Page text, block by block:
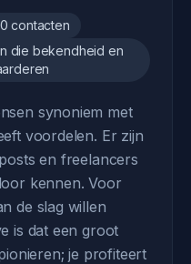
contacten
die bekendheid en
synoniem met
voordelen. Er zijn
en freelancers
kennen. Voor
de slag willen
is dat een groot
je profiteert